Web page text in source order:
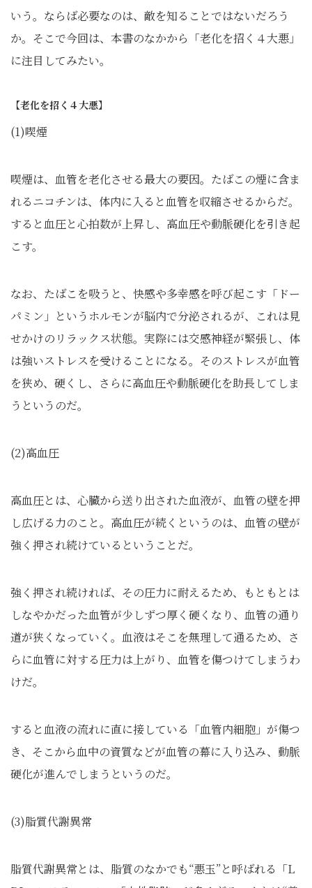
いう。ならば必要なのは、敵を知ることではないだろう
か。そこで今回は、本書のなかから「老化を招く４大悪」
に注目してみたい。
【老化を招く４大悪】
(1)喫煙
喫煙は、血管を老化させる最大の要因。たばこの煙に含ま
れるニコチンは、体内に入ると血管を収縮させるからだ。
すると血圧と心拍数が上昇し、高血圧や動脈硬化を引き起
こす。
なお、たばこを吸うと、快感や多幸感を呼び起こす「ドー
パミン」というホルモンが脳内で分泌されるが、これは見
せかけのリラックス状態。実際には交感神経が緊張し、体
は強いストレスを受けることになる。そのストレスが血管
を狭め、硬くし、さらに高血圧や動脈硬化を助長してしま
うというのだ。
(2)高血圧
高血圧とは、心臓から送り出された血液が、血管の壁を押
し広げる力のこと。高血圧が続くというのは、血管の壁が
強く押され続けているということだ。
強く押され続ければ、その圧力に耐えるため、もともとは
しなやかだった血管が少しずつ厚く硬くなり、血管の通り
道が狭くなっていく。血液はそこを無理して通るため、さ
らに血管に対する圧力は上がり、血管を傷つけてしまうわ
けだ。
すると血液の流れに直に接している「血管内細胞」が傷つ
き、そこから血中の資質などが血管の幕に入り込み、動脈
硬化が進んでしまうというのだ。
(3)脂質代謝異常
脂質代謝異常とは、脂質のなかでも“悪玉”と呼ばれる「L